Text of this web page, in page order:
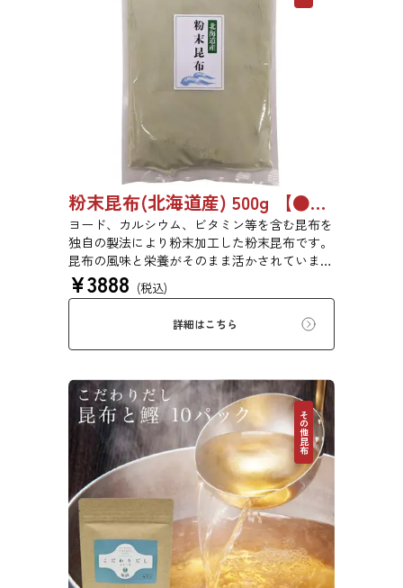
粉末昆布(北海道産) 500g 【●受注生産品】6759
ヨード、カルシウム、ビタミン等を含む昆布を
独自の製法により粉末加工した粉末昆布です。
昆布の風味と栄養がそのまま活かされていま
す。添加物、保存料は一切使用しておりませ
ん。（北海道産昆布100％を粉末状にしており
¥3888 (税込)
詳細はこちら
その他昆布